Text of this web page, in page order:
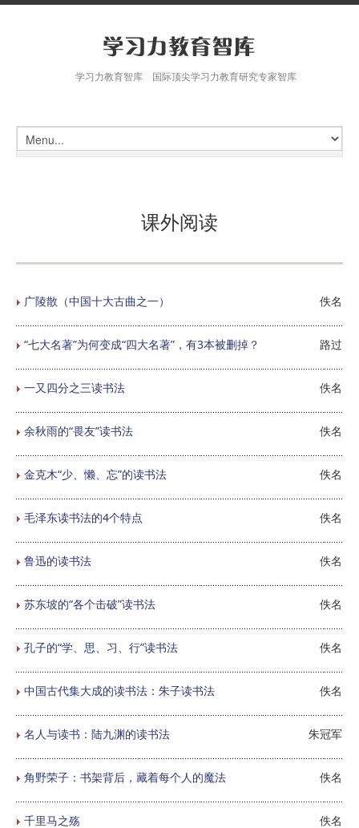
学习力教育智库 国际顶尖学习力教育研究专家智库
课外阅读
广陵散（中国十大古曲之一） 佚名
“七大名著”为何变成“四大名著”，有3本被删掉？ 路过
一又四分之三读书法 佚名
余秋雨的“畏友”读书法 佚名
金克木“少、懒、忘”的读书法 佚名
毛泽东读书法的4个特点 佚名
鲁迅的读书法 佚名
苏东坡的“各个击破”读书法 佚名
孔子的“学、思、习、行”读书法 佚名
中国古代集大成的读书法：朱子读书法 佚名
名人与读书：陆九渊的读书法 朱冠军
角野荣子：书架背后，藏着每个人的魔法 佚名
千里马之殇 佚名